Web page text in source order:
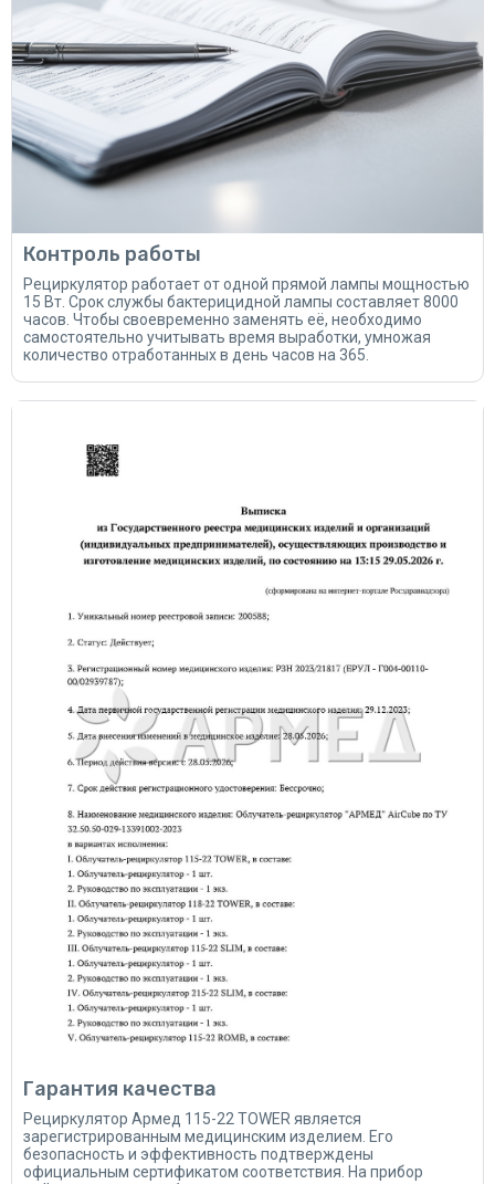
Контроль работы
Рециркулятор работает от одной прямой лампы мощностью
15 Вт. Срок службы бактерицидной лампы составляет 8000
часов. Чтобы своевременно заменять её, необходимо
самостоятельно учитывать время выработки, умножая
количество отработанных в день часов на 365.
Гарантия качества
Рециркулятор Армед 115-22 TOWER является
зарегистрированным медицинским изделием. Его
безопасность и эффективность подтверждены
официальным сертификатом соответствия. На прибор